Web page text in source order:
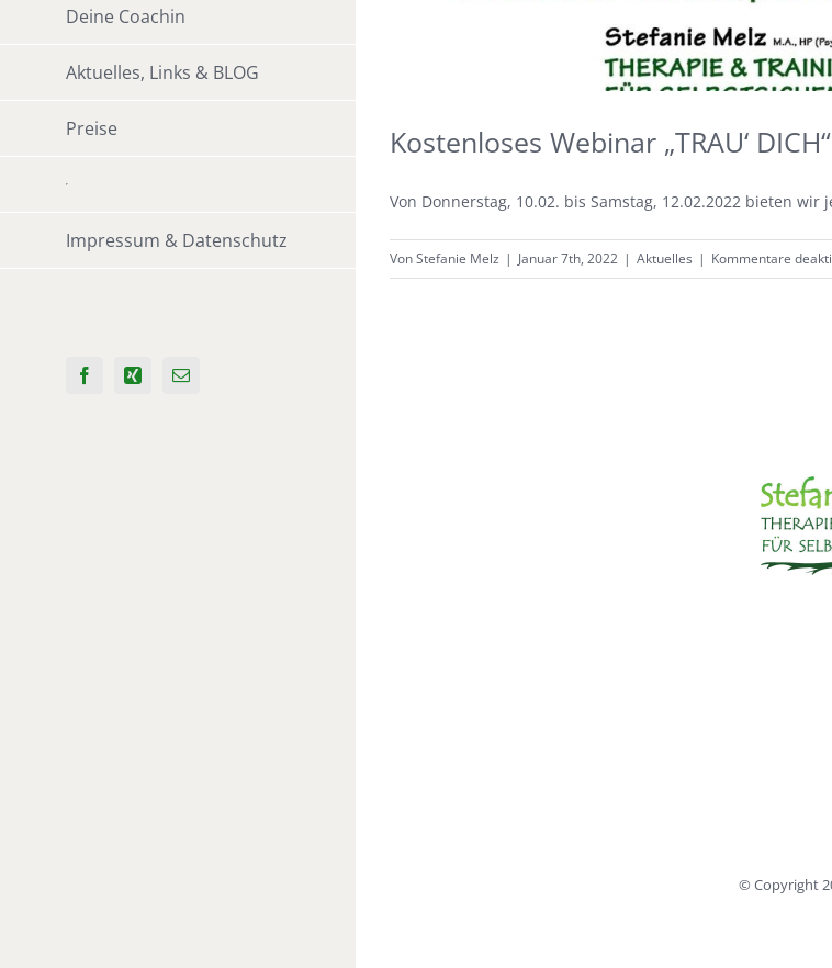
Deine Coachin
Aktuelles, Links & BLOG
Preise
Impressum & Datenschutz
FacebookXing
E-
Kostenloses Webinar „TRAU‘
Von Donnerstag, 10.02. bis Samstag, 12.02.2022 bieten wir
VonStefanie Melz | Januar 7th, 2022 | Aktuelles | Kommentare
© Copyright